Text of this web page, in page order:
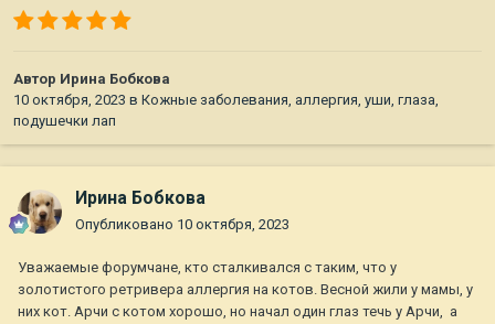
Автор Ирина Бобкова
10 октября, 2023 в Кожные заболевания, аллергия, уши, глаза,
подушечки лап
Ирина Бобкова
Опубликовано 10 октября, 2023
Уважаемые форумчане, кто сталкивался с таким, что у
золотистого ретривера аллергия на котов. Весной жили у мамы, у
них кот. Арчи с котом хорошо, но начал один глаз течь у Арчи, а